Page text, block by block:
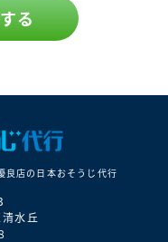
良店の⽇本おそうじ代⾏
水丘